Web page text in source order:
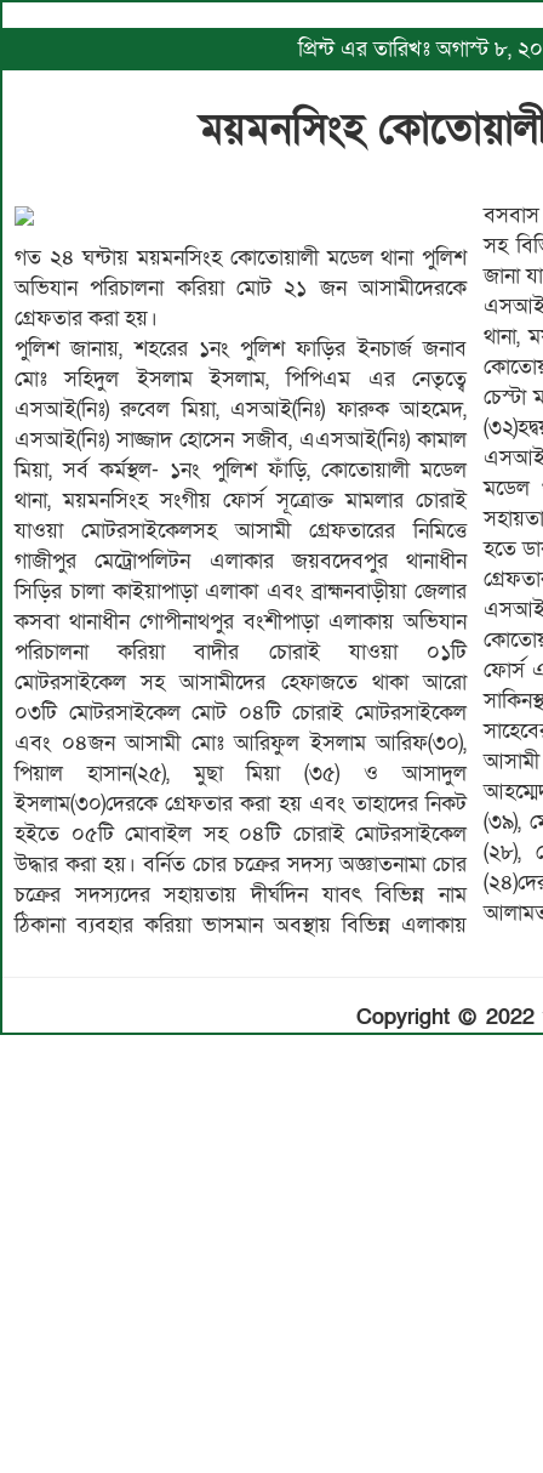
প্রিন্ট এর তারিখঃ অগাস্ট ৮,
ময়মনসিংহ
গত ২৪ ঘন্টায় ময়মনসিংহ কোতোয়ালী মডেল থানা পুলিশ
অভিযান পরিচালনা করিয়া মোট ২১ জন আসামীদেরকে
গ্রেফতার করা হয়।
পুলিশ জানায়, শহরের ১নং পুলিশ ফাড়ির ইনচার্জ জনাব
মোঃ সহিদুল ইসলাম ইসলাম, পিপিএম এর নেতৃত্বে
এসআই(নিঃ) রুবেল মিয়া, এসআই(নিঃ) ফারুক আহমেদ,
এসআই(নিঃ) সাজ্জাদ হোসেন সজীব, এএসআই(নিঃ) কামাল
মিয়া, সর্ব কর্মস্থল- ১নং পুলিশ ফাঁড়ি, কোতোয়ালী মডেল
থানা, ময়মনসিংহ সংগীয় ফোর্স সূত্রোক্ত মামলার চোরাই
যাওয়া মোটরসাইকেলসহ আসামী গ্রেফতারের নিমিত্তে
গাজীপুর মেট্রোপলিটন এলাকার জয়বদেবপুর থানাধীন
সিড়ির চালা কাইয়াপাড়া এলাকা এবং ব্রাহ্মনবাড়ীয়া জেলার
কসবা থানাধীন গোপীনাথপুর বংশীপাড়া এলাকায় অভিযান
পরিচালনা করিয়া বাদীর চোরাই যাওয়া ০১টি
মোটরসাইকেল সহ আসামীদের হেফাজতে থাকা আরো
০৩টি মোটরসাইকেল মোট ০৪টি চোরাই মোটরসাইকেল
এবং ০৪জন আসামী মোঃ আরিফুল ইসলাম আরিফ(৩০),
পিয়াল হাসান(২৫), মুছা মিয়া (৩৫) ও আসাদুল
ইসলাম(৩০)দেরকে গ্রেফতার করা হয় এবং তাহাদের নিকট
হইতে ০৫টি মোবাইল সহ ০৪টি চোরাই মোটরসাইকেল
উদ্ধার করা হয়। বর্নিত চোর চক্রের সদস্য অজ্ঞাতনামা চোর
চক্রের সদস্যদের সহায়তায় দীর্ঘদিন যাবৎ বিভিন্ন নাম
ঠিকানা ব্যবহার করিয়া ভাসমান অবস্থায় বিভিন্ন এলাকায়
বসবাস
সহ
জানা
এসআই
থানা,
এসআই
মডেল
হতে
ফোর্স
(৩৯),
(২৮),
আলামত
Copyright © 2022